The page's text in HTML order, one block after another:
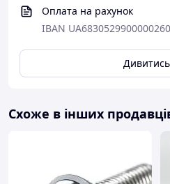
Оплата на рахунок
IBAN
Схоже в інших